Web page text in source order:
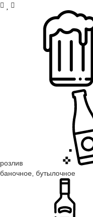
розлив
баночное, бутылочное